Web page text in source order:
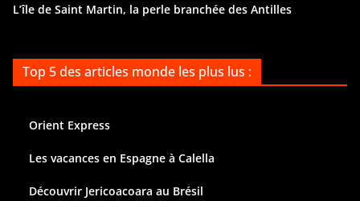
L’île de Saint Martin, la perle branchée des Antilles
Top 5 des articles monde les plus lus :
Orient Express
Les vacances en Espagne à Calella
Découvrir Jericoacoara au Brésil